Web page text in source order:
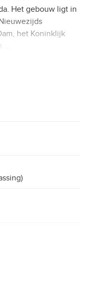
Het gebouw ligt in
het Koninklijk